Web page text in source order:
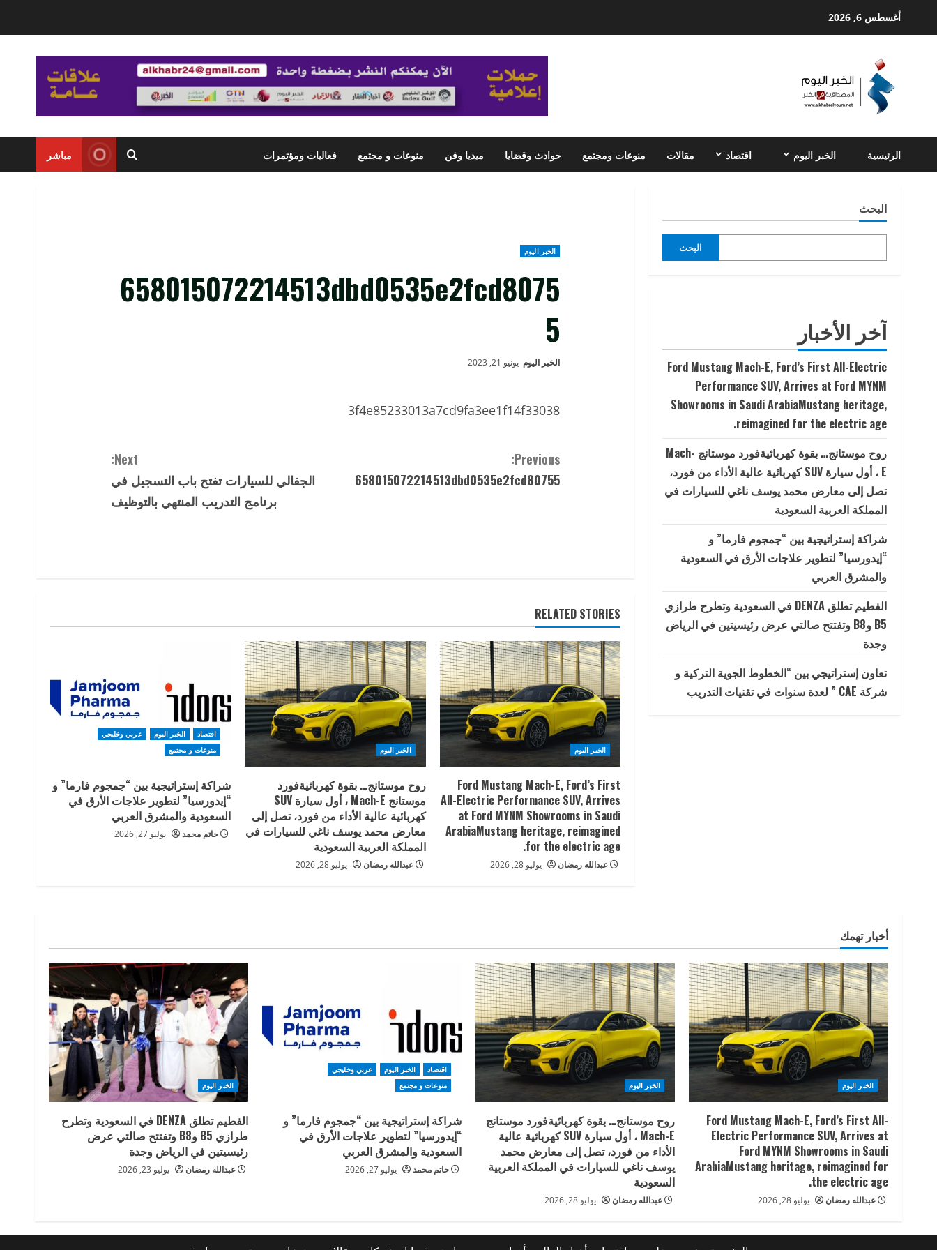
أغسطس 6, 2026
الرئيسية الخبر اليوم اقتصاد مقالات منوعات ومجتمع حوادث وقضايا ميديا وفن منوعات و مجتمع فعاليات ومؤتمرات مباشر
الخبر اليوم
658015072214513dbd0535e2fcd8075
5
الخبر اليوم يونيو 21, 2023
3f4e85233013a7cd9fa3ee1f14f33038
C
o
n
u
e
R
e
a
d
i
n
g
Previous:
658015072214513dbd0535e2fcd80755
Next:
الجفالي للسيارات تفتح باب التسجيل في
برنامج التدريب المنتهي بالتوظيف
RELATED STORIES
الخبر اليوم
Ford Mustang Mach-E, Ford’s First
All-Electric Performance SUV, Arrives
at Ford MYNM Showrooms in Saudi
ArabiaMustang heritage, reimagined
for the electric age.
عبدالله رمضان يوليو 28, 2026
الخبر اليوم
روح موستانج… بقوة كهربائيةفورد
موستانج Mach-E ، أول سيارة SUV
كهربائية عالية الأداء من فورد، تصل إلى
معارض محمد يوسف ناغي للسيارات في
المملكة العربية السعودية
عبدالله رمضان يوليو 28, 2026
اقتصاد الخبر اليوم
عربي وخليجي
منوعات و مجتمع
شراكة إستراتيجية بين “جمجوم فارما” و
“إيدورسيا” لتطوير علاجات الأرق في
السعودية والمشرق العربي
حاتم محمد يوليو 27, 2026
البحث
البحث
آخر الأخبار
Ford Mustang Mach-E, Ford’s First All-Electric
Performance SUV, Arrives at Ford MYNM
Showrooms in Saudi ArabiaMustang heritage,
reimagined for the electric age.
روح موستانج… بقوة كهربائيةفورد موستانج Mach-
E ، أول سيارة SUV كهربائية عالية الأداء من فورد،
تصل إلى معارض محمد يوسف ناغي للسيارات في
المملكة العربية السعودية
شراكة إستراتيجية بين “جمجوم فارما” و
“إيدورسيا” لتطوير علاجات الأرق في السعودية
والمشرق العربي
الفطيم تطلق DENZA في السعودية وتطرح طرازي
B5 وB8 وتفتتح صالتي عرض رئيسيتين في الرياض
وجدة
تعاون إستراتيجي بين “الخطوط الجوية التركية و
شركة CAE ” لعدة سنوات في تقنيات التدريب
أخبار تهمك
الخبر اليوم
Ford Mustang Mach-E, Ford’s First All-
Electric Performance SUV, Arrives at
Ford MYNM Showrooms in Saudi
ArabiaMustang heritage, reimagined for
the electric age.
عبدالله رمضان يوليو 28, 2026
الخبر اليوم
روح موستانج… بقوة كهربائيةفورد موستانج
Mach-E ، أول سيارة SUV كهربائية عالية
الأداء من فورد، تصل إلى معارض محمد
يوسف ناغي للسيارات في المملكة العربية
السعودية
عبدالله رمضان يوليو 28, 2026
اقتصاد الخبر اليوم
عربي وخليجي
منوعات و مجتمع
شراكة إستراتيجية بين “جمجوم فارما” و
“إيدورسيا” لتطوير علاجات الأرق في
السعودية والمشرق العربي
حاتم محمد يوليو 27, 2026
الخبر اليوم
الفطيم تطلق DENZA في السعودية وتطرح
طرازي B5 وB8 وتفتتح صالتي عرض
رئيسيتين في الرياض وجدة
عبدالله رمضان يوليو 23, 2026